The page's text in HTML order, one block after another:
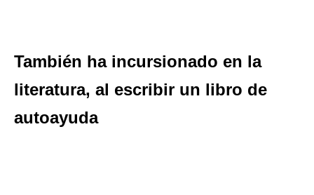
También ha incursionado en la
literatura, al escribir un libro de
autoayuda